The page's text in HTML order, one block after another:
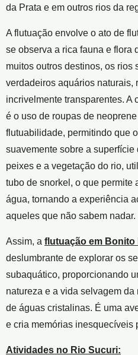
da Prata e em outros rios da
A flutuação envolve o ato de
se observa a rica fauna e flora
muitos outros destinos, os rios
verdadeiros aquários naturais,
incrivelmente transparentes. A
é o uso de roupas de
flutuabilidade, permitindo que
suavemente sobre a
peixes e a vegetação do rio,
tubo de snorkel, o que permite
água, tornando a experiência
aqueles que não sabem nadar.
Assim, a flutuação em Bonito
deslumbrante de explorar os
subaquático, proporcionando
natureza e a vida selvagem
de águas cristalinas. É uma
e cria memórias inesquecíveis
Atividades no Rio Sucuri: